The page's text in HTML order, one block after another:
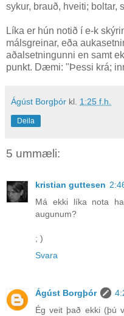
sykur, brauð, hveiti; boltar,
Líka er hún notið í e-k
málsgreinar, eða
aðalsetningunni en samt
punkt. Dæmi: "Þessi krá;
Ágúst Borgþór kl. 1:25 f.h.
Deila
5 ummæli:
kristian guttesen
Má ekki líka nota
augunum?
; )
Svara
Ágúst Borgþór
Ég veit það ekki (þú